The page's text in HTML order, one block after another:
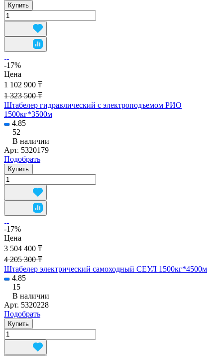
Купить
-17%
Цена
1 102 900 ₸
1 323 500 ₸
Штабелер гидравлический с электроподъемом РИО
1500кг*3500м
4.85
52
В наличии
Арт. 5320179
Подобрать
Купить
-17%
Цена
3 504 400 ₸
4 205 300 ₸
Штабелер электрический самоходный СЕУЛ 1500кг*4500м
4.85
15
В наличии
Арт. 5320228
Подобрать
Купить